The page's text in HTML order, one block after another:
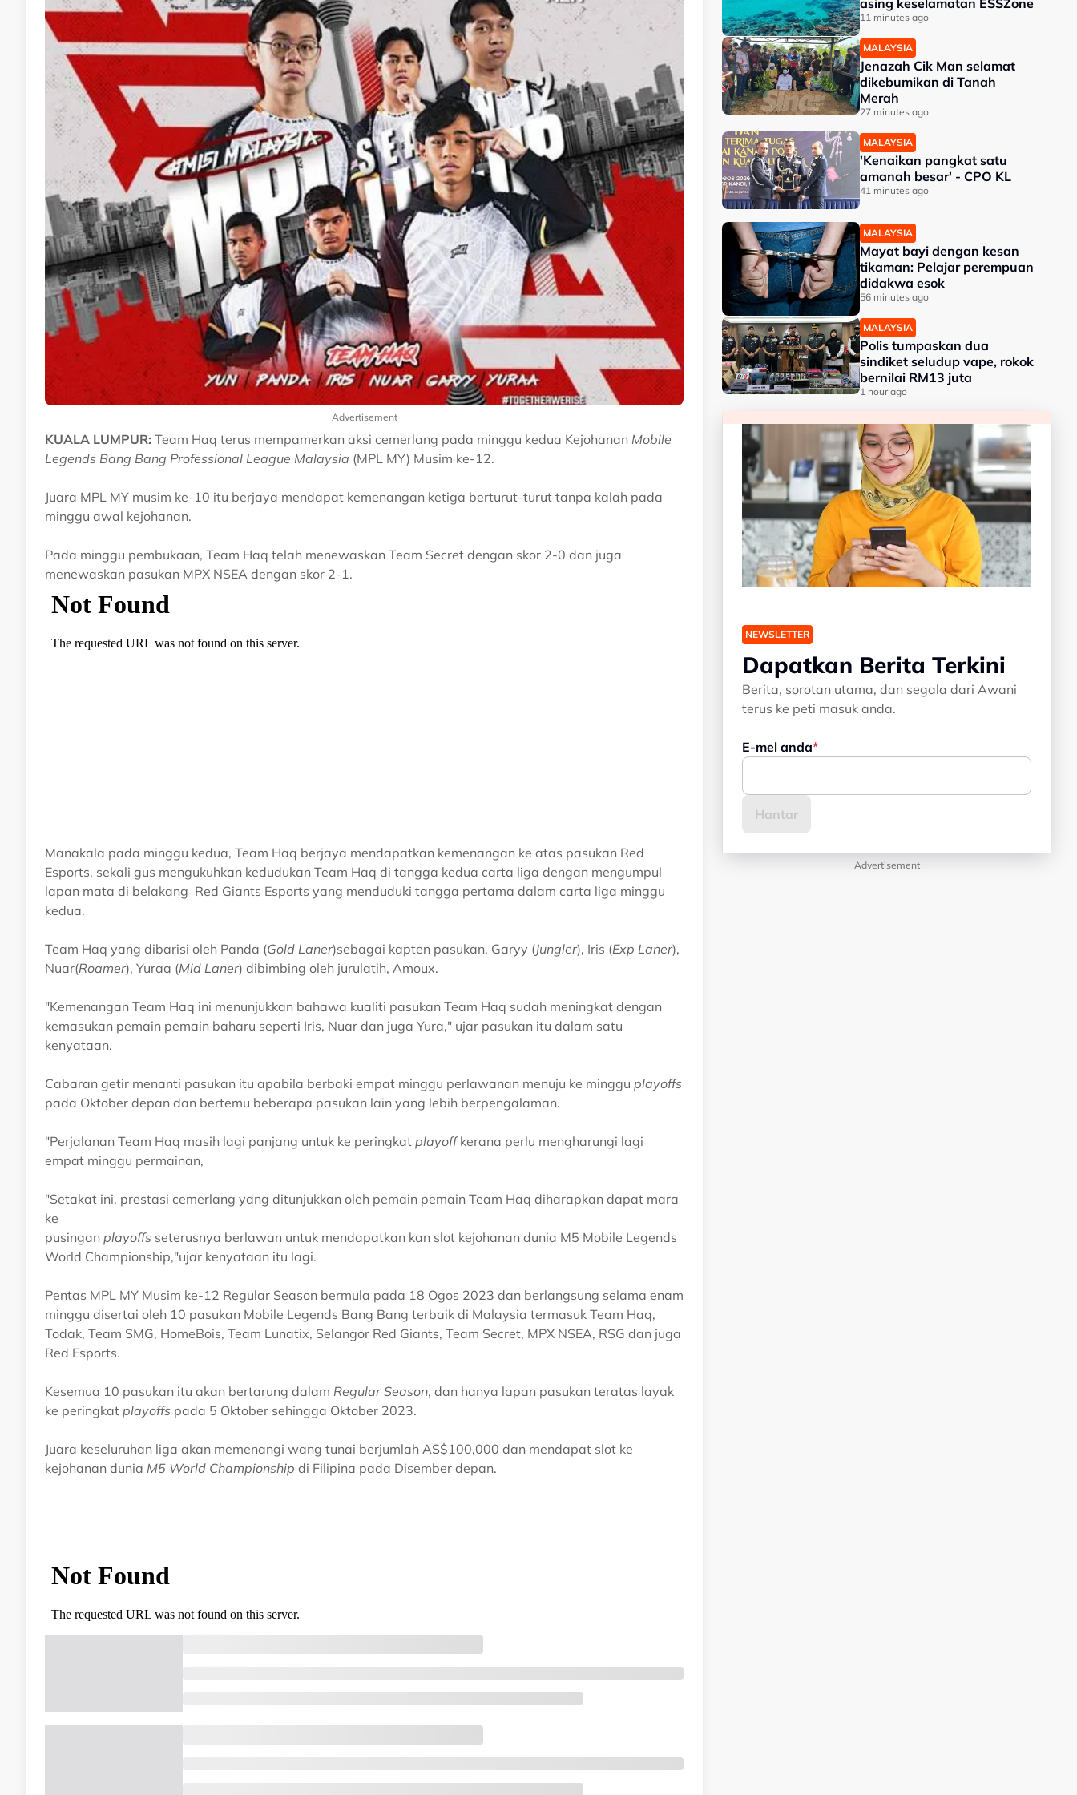
Advertisement
KUALA LUMPUR: Team Haq terus mempamerkan aksi cemerlang pada minggu kedua Kejohanan Mobile
Legends Bang Bang Professional League Malaysia (MPL MY) Musim ke-12.
Juara MPL MY musim ke-10 itu berjaya mendapat kemenangan ketiga berturut-turut tanpa kalah pada
minggu awal kejohanan.
Pada minggu pembukaan, Team Haq telah menewaskan Team Secret dengan skor 2-0 dan juga
menewaskan pasukan MPX NSEA dengan skor 2-1.
Manakala pada minggu kedua, Team Haq berjaya mendapatkan kemenangan ke atas pasukan Red
Esports, sekali gus mengukuhkan kedudukan Team Haq di tangga kedua carta liga dengan mengumpul
lapan mata di belakang Red Giants Esports yang menduduki tangga pertama dalam carta liga minggu
kedua.
Team Haq yang dibarisi oleh Panda (Gold Laner)sebagai kapten pasukan, Garyy (Jungler), Iris (Exp Laner),
Nuar(Roamer), Yuraa (Mid Laner) dibimbing oleh jurulatih, Amoux.
"Kemenangan Team Haq ini menunjukkan bahawa kualiti pasukan Team Haq sudah meningkat dengan
kemasukan pemain pemain baharu seperti Iris, Nuar dan juga Yura," ujar pasukan itu dalam satu
kenyataan.
Cabaran getir menanti pasukan itu apabila berbaki empat minggu perlawanan menuju ke minggu playoffs
pada Oktober depan dan bertemu beberapa pasukan lain yang lebih berpengalaman.
"Perjalanan Team Haq masih lagi panjang untuk ke peringkat playoffkerana perlu mengharungi lagi
empat minggu permainan,
"Setakat ini, prestasi cemerlang yang ditunjukkan oleh pemain pemain Team Haq diharapkan dapat mara
ke
pusingan playoffs seterusnya berlawan untuk mendapatkan kan slot kejohanan dunia M5 Mobile Legends
World Championship,"ujar kenyataan itu lagi.
Pentas MPL MY Musim ke-12 Regular Season bermula pada 18 Ogos 2023 dan berlangsung selama enam
minggu disertai oleh 10 pasukan Mobile Legends Bang Bang terbaik di Malaysia termasuk Team Haq,
Todak, Team SMG, HomeBois, Team Lunatix, Selangor Red Giants, Team Secret, MPX NSEA, RSG dan juga
Red Esports.
Kesemua 10 pasukan itu akan bertarung dalam Regular Season, dan hanya lapan pasukan teratas layak
ke peringkat playoffs pada 5 Oktober sehingga Oktober 2023.
Juara keseluruhan liga akan memenangi wang tunai berjumlah AS$100,000 dan mendapat slot ke
kejohanan dunia M5 World Championship di Filipina pada Disember depan.
asing keselamatan ESSZone
11 minutes ago
MALAYSIA
Jenazah Cik Man selamat
dikebumikan di Tanah
Merah
27 minutes ago
MALAYSIA
'Kenaikan pangkat satu
amanah besar' - CPO KL
41 minutes ago
MALAYSIA
Mayat bayi dengan kesan
tikaman: Pelajar perempuan
didakwa esok
56 minutes ago
MALAYSIA
Polis tumpaskan dua
sindiket seludup vape, rokok
bernilai RM13 juta
1 hour ago
NEWSLETTER
Dapatkan Berita Terkini
Berita, sorotan utama, dan segala dari Awani
terus ke peti masuk anda.
E-mel anda
Advertisement